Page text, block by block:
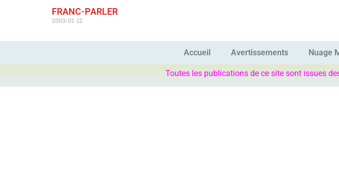
FRANC-PARLER
2003-01-12
Accueil Avertissements Nuage
Toutes les publications de ce site sont issues